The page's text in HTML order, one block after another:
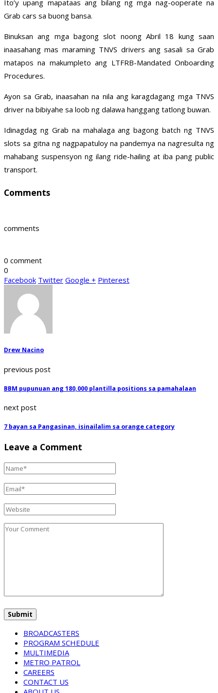
Ito’y upang mapataas ang bilang ng mga nag-ooperate na
Grab cars sa buong bansa.
Binuksan ang mga bagong slot noong Abril 18 kung saan
inaasahang mas maraming TNVS drivers ang sasali sa Grab
matapos na makumpleto ang LTFRB-Mandated Onboarding
Procedures.
Ayon sa Grab, inaasahan na nila ang karagdagang mga TNVS
driver na bibiyahe sa loob ng dalawa hanggang tatlong buwan.
Idinagdag ng Grab na mahalaga ang bagong batch ng TNVS
slots sa gitna ng nagpapatuloy na pandemya na nagresulta ng
mahabang suspensyon ng ilang ride-hailing at iba pang public
transport.
Comments
comments
0 comment
0
Facebook Twitter Google + Pinterest
Drew Nacino
previous post
BBM pupunuan ang 180,000 plantilla positions sa pamahalaan
next post
7 bayan sa Pangasinan, isinailalim sa orange category
Leave a Comment
BROADCASTERS
PROGRAM SCHEDULE
MULTIMEDIA
METRO PATROL
CAREERS
CONTACT US